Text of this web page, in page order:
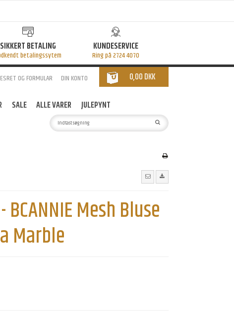
SIKKERT BETALING
betalingssytem
KUNDESERVICE
Ring på 2724 4070
OG FORMULAR DIN KONTO 0,00 DKK
SALE ALLE VARER JULEPYNT
Mesh Bluse
Marble